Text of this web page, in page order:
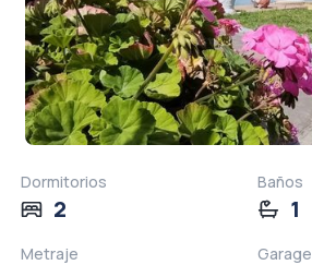
Dormitorios
2
Baños
1
Metraje Garage